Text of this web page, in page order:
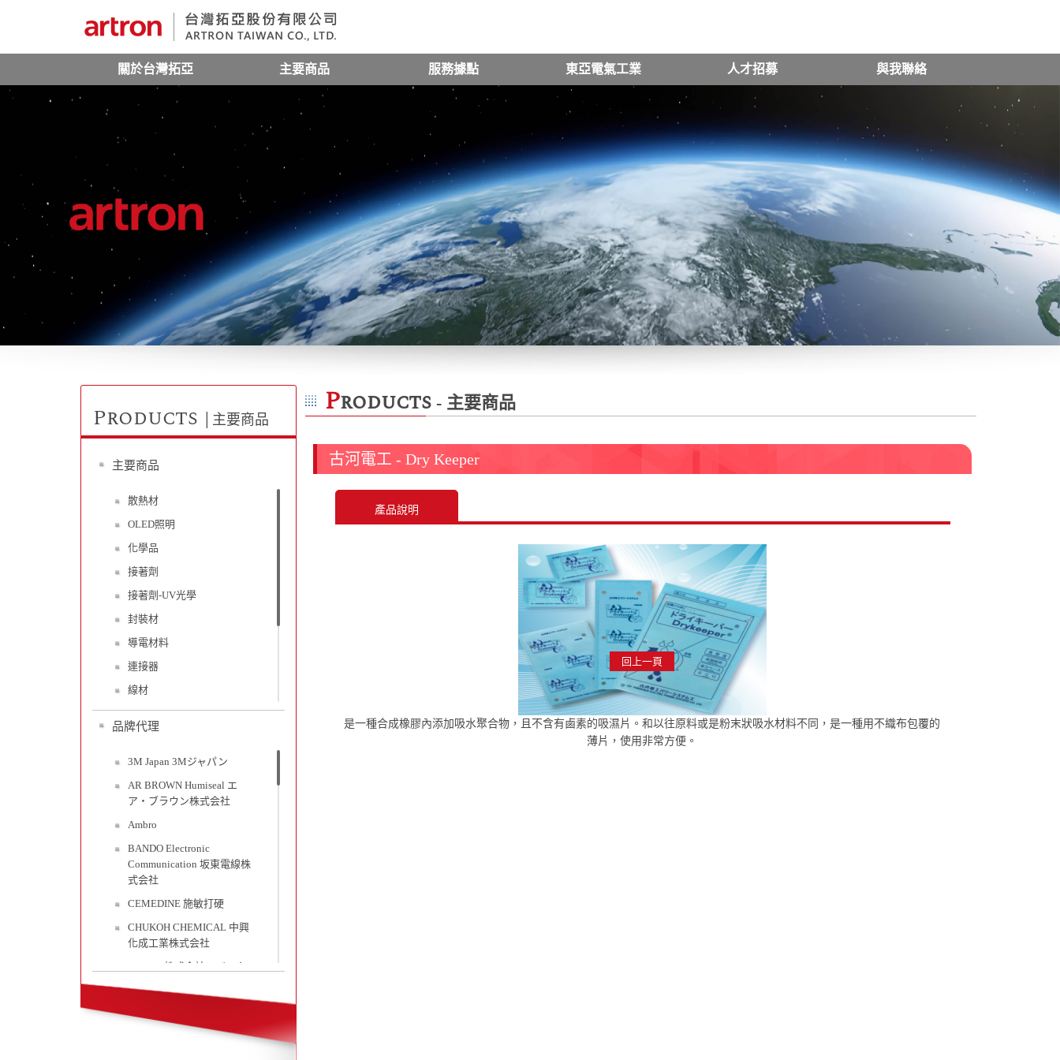
關於台灣拓亞 主要商品 服務據點 東亞電氣工業 人才招募 與我聯絡
Products │主要商品
主要商品
散熱材
OLED照明
化學品
接著劑
接著劑-UV光學
封裝材
導電材料
連接器
線材
膜材
膠帶
基板
其他
品牌代理
3M Japan 3Mジャパン
AR BROWN Humiseal エ
ア・ブラウン株式会社
Ambro
BANDO Electronic
Communication 坂東電線株
式会社
CEMEDINE 施敏打硬
CHUKOH CHEMICAL 中興
化成工業株式会社
COVAC 株式会社コバック
FUJIKURA COMPOSITES 藤
GEOMATEC 日本吉奧馬科
Products- 主要商品
古河電工 - Dry Keeper
產品說明
是一種合成橡膠內添加吸水聚合物，且不含有鹵素的吸濕片。和以往原料或是粉末狀吸水材料不同，是一種用不織布包覆的
薄片，使用非常方便。
回上一頁